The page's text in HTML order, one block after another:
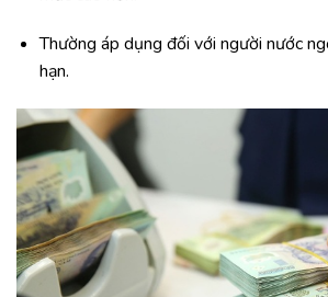
Thường áp dụng đối với người nước
hạn.